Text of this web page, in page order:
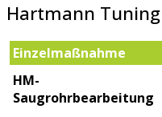
Hartmann
Einzelmaßnahme
HM-
Saugrohrbearbeitung